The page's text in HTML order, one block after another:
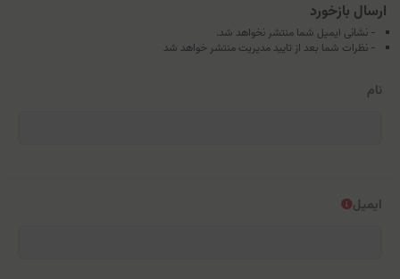
ارسال بازخورد
- نشانی ایمیل شما منتشر نخواهد شد.
- نظرات شما بعد از تایید مدیریت منتشر خواهد شد
نام
ایمیل